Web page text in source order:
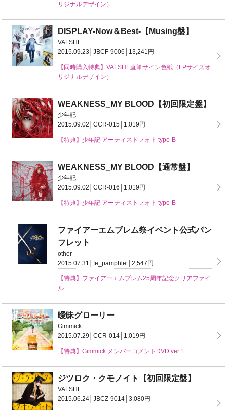
リジナルデザイン）
DISPLAY-Now＆Best-【Musing盤】
VALSHE
2015.09.23│JBCF-9006│13,241円
【同時購入特典】VALSHE直筆サイン色紙（LPサイズオ
リジナルデザイン）
WEAKNESS_MY BLOOD【初回限定盤】
少年記
2015.09.02│CCR-015│1,019円
【特典】少年記 アーティストフォト type-B
WEAKNESS_MY BLOOD【通常盤】
少年記
2015.09.02│CCR-016│1,019円
【特典】少年記 アーティストフォト type-B
ファイアーエムブレム祭イベント公式パン
フレット
other
2015.07.31│fe_pamphlet│2,547円
【特典】ファイアーエムブレム25周年記念クリアファイ
ル
曖昧グローリー
Gimmick.
2015.07.29│CCR-014│1,019円
【特典】Gimmick.メンバーコメントDVD ver.1
ジツロク・クモノイト【初回限定盤】
VALSHE
2015.06.24│JBCZ-9014│3,080円